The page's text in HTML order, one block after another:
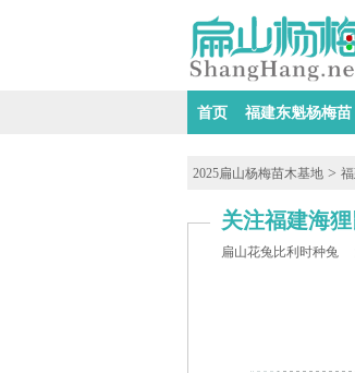
首页 福建东魁杨梅苗
2025扁山杨梅苗木基地 >
关注福建海
扁山花兔比利时种兔